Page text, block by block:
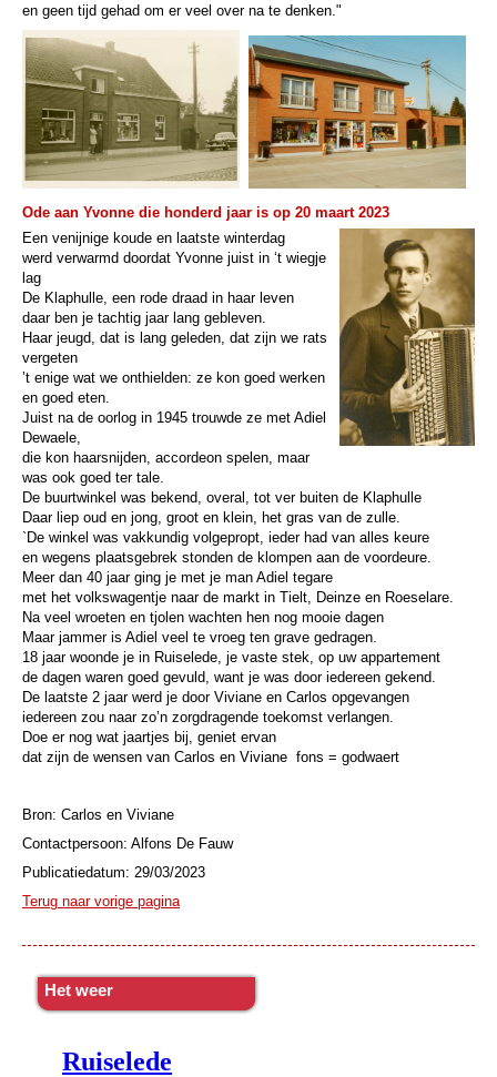
en geen tijd gehad om er veel over na te denken."
Ode aan Yvonne die honderd jaar is op 20 maart 2023
Een venijnige koude en laatste winterdag
werd verwarmd doordat Yvonne juist in ‘t wiegje
lag
De Klaphulle, een rode draad in haar leven
daar ben je tachtig jaar lang gebleven.
Haar jeugd, dat is lang geleden, dat zijn we rats
vergeten
’t enige wat we onthielden: ze kon goed werken
en goed eten.
Juist na de oorlog in 1945 trouwde ze met Adiel
Dewaele,
die kon haarsnijden, accordeon spelen, maar
was ook goed ter tale.
De buurtwinkel was bekend, overal, tot ver buiten de Klaphulle
Daar liep oud en jong, groot en klein, het gras van de zulle.
`De winkel was vakkundig volgepropt, ieder had van alles keure
en wegens plaatsgebrek stonden de klompen aan de voordeure.
Meer dan 40 jaar ging je met je man Adiel tegare
met het volkswagentje naar de markt in Tielt, Deinze en Roeselare.
Na veel wroeten en tjolen wachten hen nog mooie dagen
Maar jammer is Adiel veel te vroeg ten grave gedragen.
18 jaar woonde je in Ruiselede, je vaste stek, op uw appartement
de dagen waren goed gevuld, want je was door iedereen gekend.
De laatste 2 jaar werd je door Viviane en Carlos opgevangen
iedereen zou naar zo’n zorgdragende toekomst verlangen.
Doe er nog wat jaartjes bij, geniet ervan
dat zijn de wensen van Carlos en Viviane fons = godwaert
Bron: Carlos en Viviane
Contactpersoon: Alfons De Fauw
Publicatiedatum: 29/03/2023
Terug naar vorige pagina
Het weer